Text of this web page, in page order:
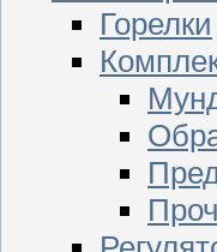
Горелки